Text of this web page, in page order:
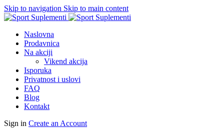
Skip to navigation Skip to main content
Naslovna
Prodavnica
Na akciji
Vikend akcija
Isporuka
Privatnost i uslovi
FAQ
Blog
Kontakt
Sign in Create an Account